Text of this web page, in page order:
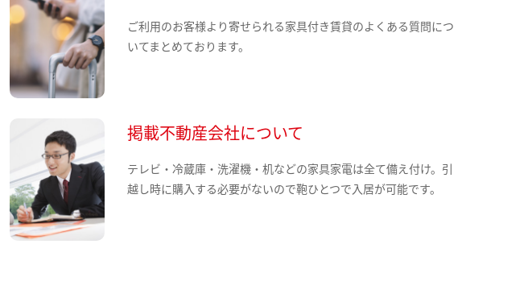
ご利用のお客様より寄せられる家具付き賃貸のよくある質問につ
いてまとめております。
掲載不動産会社について
テレビ・冷蔵庫・洗濯機・机などの家具家電は全て備え付け。引
越し時に購入する必要がないので鞄ひとつで入居が可能です。